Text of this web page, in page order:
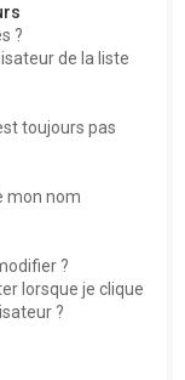
?
de la liste
toujours pas
mon nom
?
lorsque je clique
?